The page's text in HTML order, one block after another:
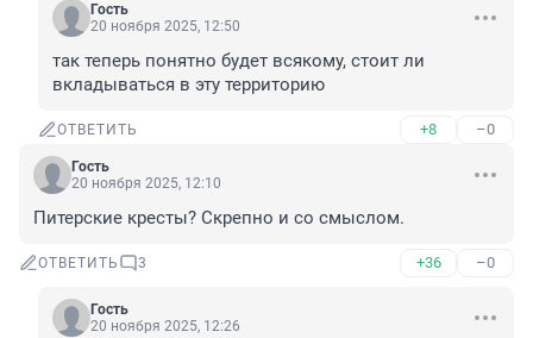
Гость
20 ноября 2025, 12:50
так теперь понятно будет всякому, стоит ли
вкладываться в эту территорию
ОТВЕТИТЬ +8 –0
Гость
20 ноября 2025, 12:10
Питерские кресты? Скрепно и со смыслом.
ОТВЕТИТЬ 3 +36 –0
Гость
20 ноября 2025, 12:26